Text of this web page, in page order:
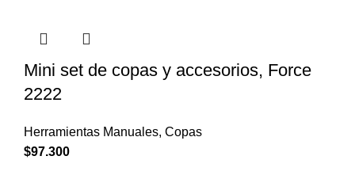
Mini set de copas y accesorios, Force
2222
Herramientas Manuales, Copas
$97.300